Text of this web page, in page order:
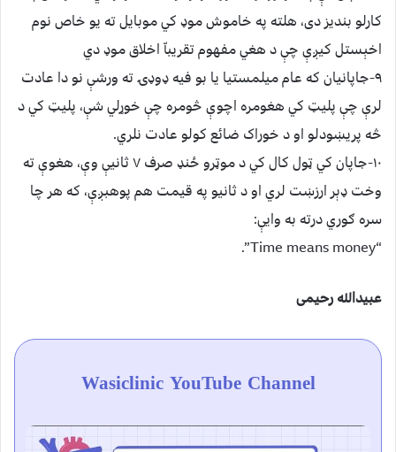
کارلو بندیز دی، هلته په خاموش موډ کي موبایل ته یو خاص نوم
اخېستل کیږې چې د هغي مفهوم تقریباّ اخلاق موډ دي
۹-جاپانیان که عام میلمستیا یا بو فیه ډوډۍ ته ورشې نو دا عادت
لرې چې پلیټ کي هغومره اچوې څومره چې خوړلي شې، پلیټ کي د
څه پریښودلو او د خوراک ضائع کولو عادت نلري.
۱۰-جاپان کي ټول کال کي د موټرو ځنډ صرف ۷ ثانیې وې، هغوې ته
وخت ډېر ارزښت لري او د ثانيو په قیمت هم پوهبږې، که هر چا
سره ګوري درته به وایې:
“Time means money”.
عبیدالله رحیمی
Wasiclinic YouTube Channel